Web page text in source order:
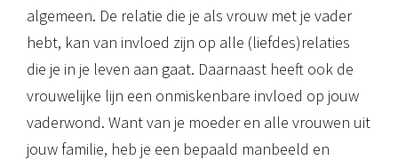
algemeen. De relatie die je als vrouw met je vader
hebt, kan van invloed zijn op alle (liefdes)relaties
die je in je leven aan gaat. Daarnaast heeft ook de
vrouwelijke lijn een onmiskenbare invloed op jouw
vaderwond. Want van je moeder en alle vrouwen uit
jouw familie, heb je een bepaald manbeeld en